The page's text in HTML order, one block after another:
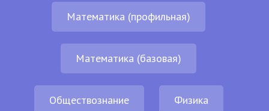
Математика (профильная)
Математика (базовая)
Обществознание Физика